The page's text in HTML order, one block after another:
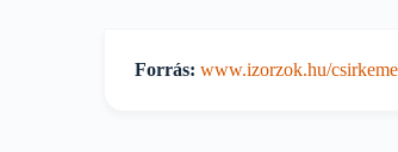
Forrás: www.izorzok.hu/